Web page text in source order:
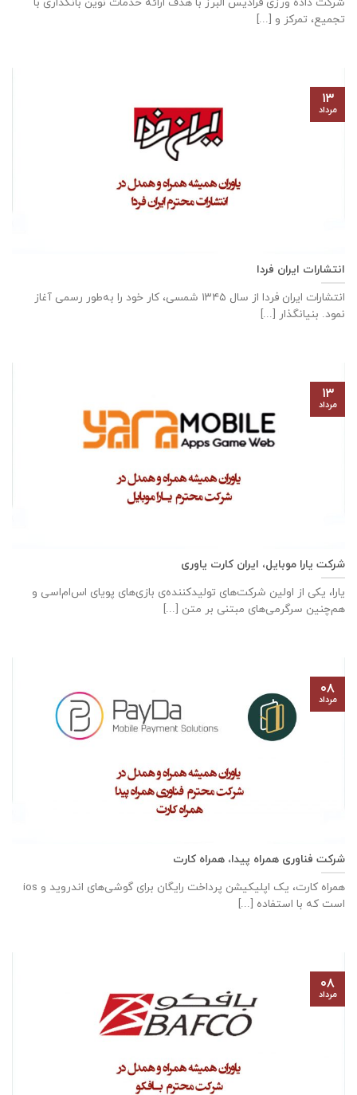
تجمیع، تمرکز و [...]
انتشارات ایران فردا
انتشارات ایران‌ فردا از سال ۱۳۴۵ شمسی، کار خود را به‌طور رسمی آغاز
نمود. بنیانگذار [...]
۱۳
مرداد
شرکت یارا موبایل، ایران کارت یاوری
یارا، یکی از اولین شرکت‌های تولیدکننده‌ی بازی‌های پویای اس‌ام‌اسی و
هم‌چنین سرگرمی‌های مبتنی بر متن [...]
۱۳
مرداد
شرکت فناوری همراه پیدا، همراه کارت
همراه کارت، یک اپلیکیشن پرداخت رایگان برای گوشی‌های اندروید و ios
است که با استفاده [...]
۰۸
مرداد
۰۸
مرداد